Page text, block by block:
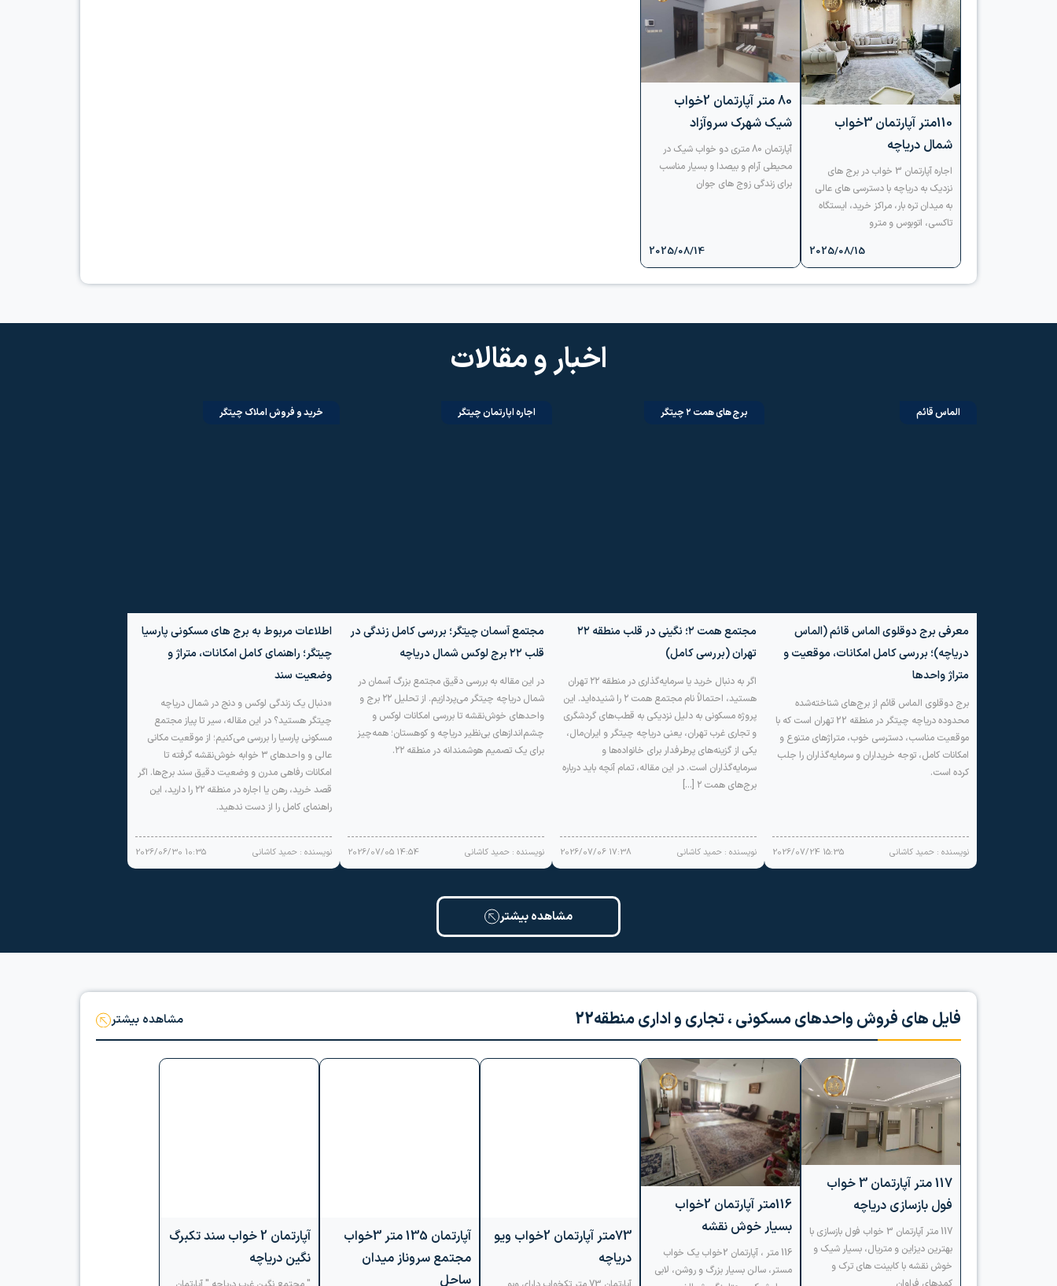
110متر آپارتمان 3خواب
شمال دریاچه
اجاره آپارتمان 3 خواب در برج های
نزدیک به دریاچه با دسترسی های عالی
به میدان تره بار، مراکز خرید، ایستگاه
تاکسی، اتوبوس و مترو
2025/08/15
80 متر آپارتمان 2خواب
شیک شهرک سروآزاد
آپارتمان 80 متری دو خواب شیک در
محیطی آرام و بیصدا و بسیار مناسب
برای زندگی زوج های جوان
2025/08/14
اخبار و مقالات
الماس قائم
معرفی برج دوقلوی الماس قائم (الماس
دریاچه)؛ بررسی کامل امکانات، موقعیت و
متراژ واحدها
برج دوقلوی الماس قائم از برج‌های شناخته‌شده
محدوده دریاچه چیتگر در منطقه 22 تهران است که با
موقعیت مناسب، دسترسی خوب، متراژهای متنوع و
امکانات کامل، توجه خریداران و سرمایه‌گذاران را جلب
کرده است.
نویسنده : حمید کاشانی 15:35 2026/07/24
برج های همت ۲ چیتگر
مجتمع همت ۲؛ نگینی در قلب منطقه ۲۲
تهران (بررسی کامل)
اگر به دنبال خرید یا سرمایه‌گذاری در منطقه ۲۲ تهران
هستید، احتمالاً نام مجتمع همت ۲ را شنیده‌اید. این
پروژه مسکونی به دلیل نزدیکی به قطب‌های گردشگری
و تجاری غرب تهران، یعنی دریاچه چیتگر و ایران‌مال،
یکی از گزینه‌های پرطرفدار برای خانواده‌ها و
سرمایه‌گذاران است. در این مقاله، تمام آنچه باید درباره
برج‌های همت ۲ […]
نویسنده : حمید کاشانی 17:38 2026/07/06
اجاره اپارتمان چیتگر
مجتمع آسمان چیتگر؛ بررسی کامل زندگی در
قلب ۲۲ برج لوکس شمال دریاچه
در این مقاله به بررسی دقیق مجتمع بزرگ آسمان در
شمال دریاچه چیتگر می‌پردازیم. از تحلیل ۲۲ برج و
واحدهای خوش‌نقشه تا بررسی امکانات لوکس و
چشم‌اندازهای بی‌نظیر دریاچه و کوهستان؛ همه‌چیز
برای یک تصمیم هوشمندانه در منطقه ۲۲.
نویسنده : حمید کاشانی 14:54 2026/07/05
خرید و فروش املاک چیتگر
اطلاعات مربوط به برج ‌های مسکونی پارسیا
چیتگر؛ راهنمای کامل امکانات، متراژ و
وضعیت سند
«دنبال یک زندگی لوکس و دنج در شمال دریاچه
چیتگر هستید؟ در این مقاله، سیر تا پیاز مجتمع
مسکونی پارسیا را بررسی می‌کنیم؛ از موقعیت مکانی
عالی و واحدهای ۳ خوابه خوش‌نقشه گرفته تا
امکانات رفاهی مدرن و وضعیت دقیق سند برج‌ها. اگر
قصد خرید، رهن یا اجاره در منطقه ۲۲ را دارید، این
راهنمای کامل را از دست ندهید.
نویسنده : حمید کاشانی 10:35 2026/06/30
مشاهده بیشتر
فایل های فروش واحدهای مسکونی ، تجاری و اداری منطقه22 مشاهده بیشتر
117 متر آپارتمان 3 خواب
فول بازسازی دریاچه
117 متر آپارتمان 3 خواب فول بازسازی با
بهترین دیزاین و متریال، بسیار شیک و
خوش نقشه با کابینت های ترک و
116متر آپارتمان 2خواب
بسیار خوش نقشه
116 متر ، آپارتمان 2خواب یک خواب
مستر، سالن بسیار بزرگ و روشن، لابی
آپارتمان 73 متر تکخواب دارای ویو
دریاچه و سالن بسیار بزرگ و دارای
چشم انداز در بهترین لوکیشن منطقه
ساحل
" مجتمع سروناز " آپارتمان مسکونی
آپارتمان 2 خواب سند تکبرگ
نگین دریاچه